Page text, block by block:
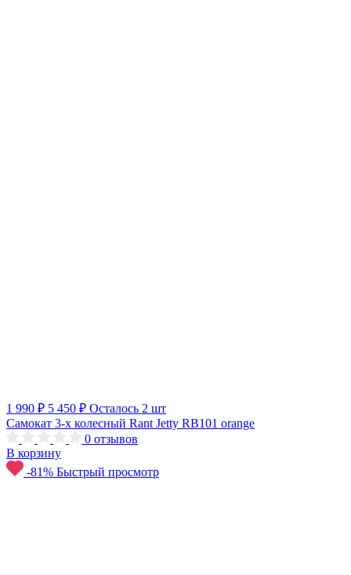
1 990 ₽ 5 450 ₽ Осталось 2 шт
Самокат 3-х колесный Rant Jetty RB101 orange
0 отзывов
В корзину
-81% Быстрый просмотр